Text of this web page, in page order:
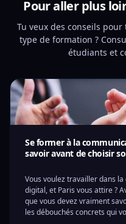
Pour aller plus
Tu veux des conseils
type de formation ?
étudiants et
Se former à la
savoir avant de choisir
Vous voulez travailler dans
digital, et Paris vous attire ?
que vous devez vraiment
les débouchés concrets qui